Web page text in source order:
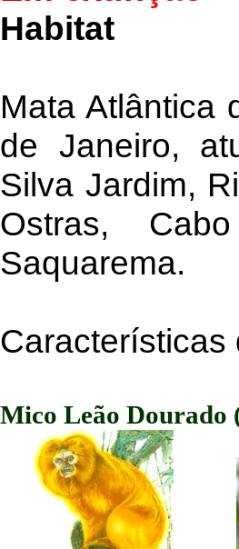
Habitat
Mata Atlântica
de Janeiro,
Silva Jardim,
Ostras,
Saquarema.
Características
Mico Leão Dourado